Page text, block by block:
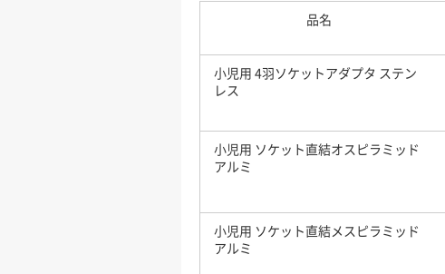
品名
小児用 4羽ソケットアダプタ ステン
レス
小児用 ソケット直結オスピラミッド
アルミ
小児用 ソケット直結メスピラミッド
アルミ